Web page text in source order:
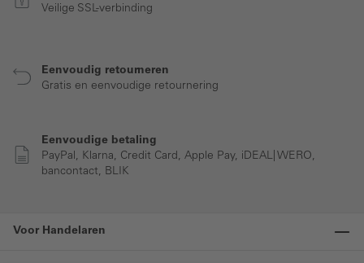
Veilige SSL-verbinding
Eenvoudig retourneren
Gratis en eenvoudige retournering
Eenvoudige betaling
PayPal, Klarna, Credit Card, Apple Pay, iDEAL| WERO,
bancontact, BLIK
Voor Handelaren